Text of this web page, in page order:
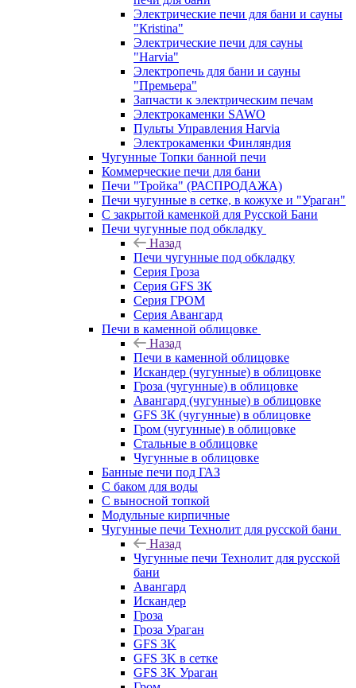
Электрические печи для бани и сауны
"Кristina"
Электрические печи для сауны
"Harvia"
Электропечь для бани и сауны
"Премьера"
Запчасти к электрическим печам
Электрокаменки SAWO
Пульты Управления Harvia
Электрокаменки Финляндия
Чугунные Топки банной печи
Коммерческие печи для бани
Печи "Тройка" (РАСПРОДАЖА)
Печи чугунные в сетке, в кожухе и "Ураган"
С закрытой каменкой для Русской Бани
Печи чугунные под обкладку
Назад
Печи чугунные под обкладку
Серия Гроза
Серия GFS ЗК
Серия ГРОМ
Серия Авангард
Печи в каменной облицовке
Назад
Печи в каменной облицовке
Искандер (чугунные) в облицовке
Гроза (чугунные) в облицовке
Авангард (чугунные) в облицовке
GFS ЗК (чугунные) в облицовке
Гром (чугунные) в облицовке
Стальные в облицовке
Чугунные в облицовке
Банные печи под ГАЗ
С баком для воды
С выносной топкой
Модульные кирпичные
Чугунные печи Технолит для русской бани
Назад
Чугунные печи Технолит для русской
бани
Авангард
Искандер
Гроза
Гроза Ураган
GFS 3K
GFS 3K в сетке
GFS 3K Ураган